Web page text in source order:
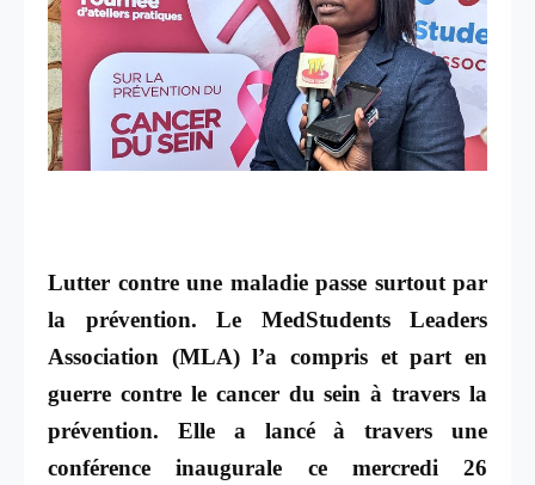
Lutter contre une maladie passe surtout par
la prévention. Le MedStudents Leaders
Association (MLA)l’a compris et part en
guerre contre le cancer du sein à travers la
prévention. Elle a lancé à travers une
conférence inaugurale ce mercredi 26